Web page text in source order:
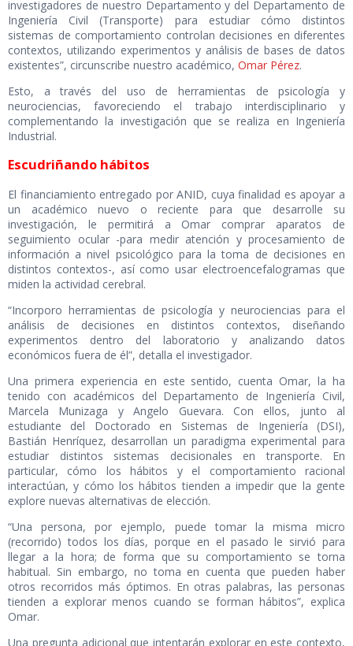
investigadores de nuestro Departamento y del Departamento de
Ingeniería Civil (Transporte) para estudiar cómo distintos
sistemas de comportamiento controlan decisiones en diferentes
contextos, utilizando experimentos y análisis de bases de datos
existentes”, circunscribe nuestro académico, Omar Pérez.
Esto, a través del uso de herramientas de psicología y
neurociencias, favoreciendo el trabajo interdisciplinario y
complementando la investigación que se realiza en Ingeniería
Industrial.
Escudriñando hábitos
El financiamiento entregado por ANID, cuya finalidad es apoyar a
un académico nuevo o reciente para que desarrolle su
investigación, le permitirá a Omar comprar aparatos de
seguimiento ocular -para medir atención y procesamiento de
información a nivel psicológico para la toma de decisiones en
distintos contextos-, así como usar electroencefalogramas que
miden la actividad cerebral.
“Incorporo herramientas de psicología y neurociencias para el
análisis de decisiones en distintos contextos, diseñando
experimentos dentro del laboratorio y analizando datos
económicos fuera de él”, detalla el investigador.
Una primera experiencia en este sentido, cuenta Omar, la ha
tenido con académicos del Departamento de Ingeniería Civil,
Marcela Munizaga y Angelo Guevara. Con ellos, junto al
estudiante del Doctorado en Sistemas de Ingeniería (DSI),
Bastián Henríquez, desarrollan un paradigma experimental para
estudiar distintos sistemas decisionales en transporte. En
particular, cómo los hábitos y el comportamiento racional
interactúan, y cómo los hábitos tienden a impedir que la gente
explore nuevas alternativas de elección.
“Una persona, por ejemplo, puede tomar la misma micro
(recorrido) todos los días, porque en el pasado le sirvió para
llegar a la hora; de forma que su comportamiento se torna
habitual. Sin embargo, no toma en cuenta que pueden haber
otros recorridos más óptimos. En otras palabras, las personas
tienden a explorar menos cuando se forman hábitos”, explica
Omar.
Una pregunta adicional que intentarán explorar en este contexto,